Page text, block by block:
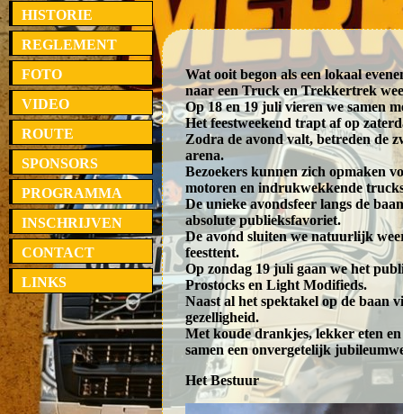
HISTORIE
REGLEMENT
FOTO
VIDEO
ROUTE
SPONSORS
PROGRAMMA
INSCHRIJVEN
CONTACT
LINKS
Wat ooit begon als een lokaal
naar een Truck en Trekkertrek
Op 18 en 19 juli vieren we samen
Het feestweekend trapt af op
Zodra de avond valt, betreden de
arena.
Bezoekers kunnen zich opmaken
motoren en indrukwekkende
De unieke avondsfeer langs de
absolute publieksfavoriet.
De avond sluiten we natuurlijk
feesttent.
Op zondag 19 juli gaan we het
Prostocks en Light Modifieds.
Naast al het spektakel op de baan
gezelligheid.
Met koude drankjes, lekker eten
samen een onvergetelijk
Het Bestuur